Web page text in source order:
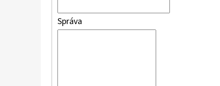
Správa